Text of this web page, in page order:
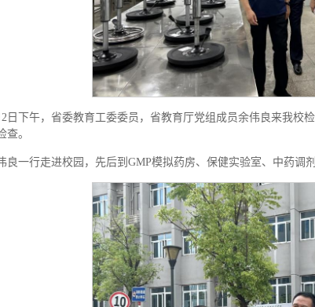
2日下午，省委教育工委委员，省教育厅党组成员余伟良来我校
查。
良一行走进校园，先后到GMP模拟药房、保健实验室、中药调